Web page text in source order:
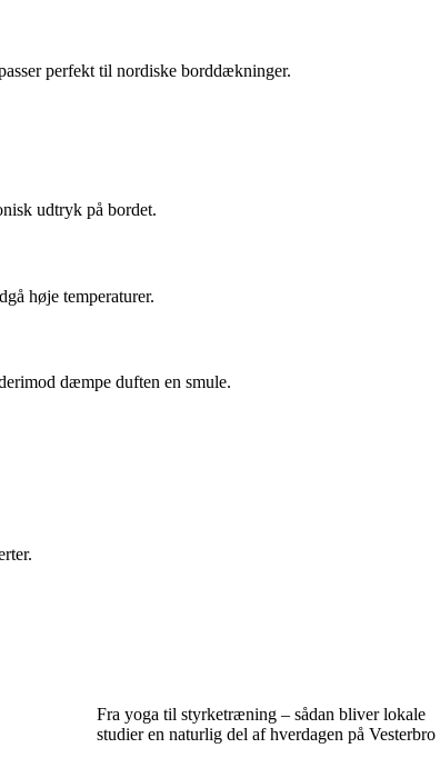
perfekt til nordiske borddækninger.
udtryk på bordet.
høje temperaturer.
dæmpe duften en smule.
Fra yoga til styrketræning – sådan bliver lokale
studier en naturlig del af hverdagen på Vesterbro